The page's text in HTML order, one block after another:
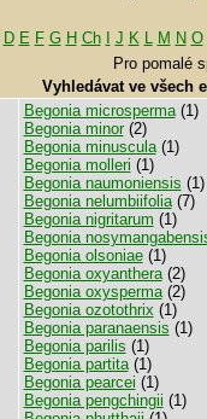
D E F G H Ch J K L M N O
Pro pomalé
Vyhledávat ve všech
Begonia microsperma(1)
Begonia minor(2)
Begonia minuscula(1)
Begonia molleri (1)
Begonia naumoniensis (1)
Begonia nelumbiifolia(7)
Begonia nigritarum (1)
Begonia
Begonia olsoniae(1)
Begonia oxyanthera(2)
Begonia oxysperma(2)
Begonia ozotothrix (1)
Begonia paranaensis (1)
Begonia parilis (1)
Begonia partita(1)
Begonia pearcei (1)
Begonia pengchingii (1)